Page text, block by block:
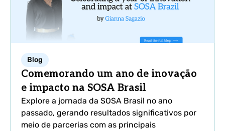
Blog
Comemorando um ano de inovação
e impacto na SOSA Brasil
Explore a jornada da SOSA Brasil no ano
passado, gerando resultados significativos por
meio de parcerias com as principais